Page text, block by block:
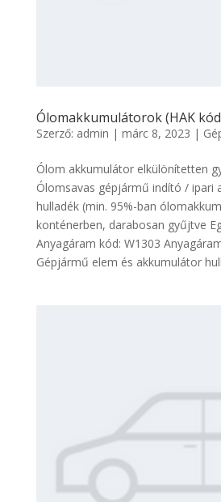
Ólomakkumulátorok (HAK
Szerző: admin | márc 8, 2023 |
Ólom akkumulátor elkülönítetten
Ólomsavas gépjármű indító / ipari
hulladék (min. 95%-ban
konténerben, darabosan gyűjtve
Anyagáram kód: W1303
Gépjármű elem és akkumulátor